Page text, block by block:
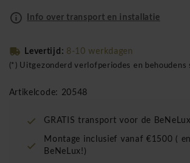
Info over transport en installatie
Levertijd: 8-10 werkdagen
(*) Uitgezonderd verlofperiodes en behoudens
Artikelcode: 20548
GRATIS transport voor de
Montage inclusief vanaf €1500 (
BeNeLux!)